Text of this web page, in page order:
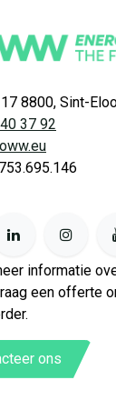
8800, Sint-
37 92
informatie
een offerte
ons